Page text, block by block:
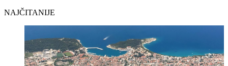
NAJČITANIJE